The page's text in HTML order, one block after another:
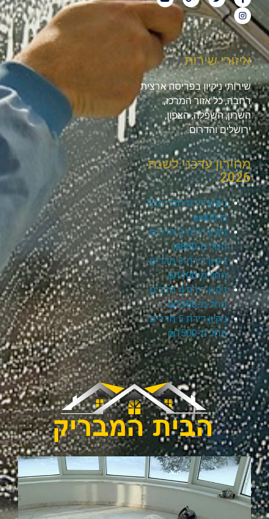
איזורי שירות
שירותי ניקיון בפריסה ארצית
רחבה, כל אזור המרכז,
השרון, השפלה, הצפון,
ירושלים והדרום.
מחירון עדכני לשנת
2026
ניקיון דירת חדר החל
מ-₪400
ניקיון דירת 2 חדרים
החל מ-₪800
ניקיון דירת 3 חדרים
החל מ-₪1100
ניקיון דירת 4 חדרים
החל מ-₪1300
ניקיון דירת 5 חדרים
החל מ-₪1500